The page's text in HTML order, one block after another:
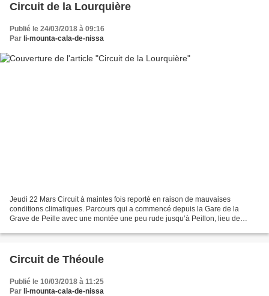
Circuit de la Lourquière
Publié le 24/03/2018 à 09:16
Par li-mounta-cala-de-nissa
Jeudi 22 Mars Circuit à maintes fois reporté en raison de mauvaises
conditions climatiques. Parcours qui a commencé depuis la Gare de la
Grave de Peille avec une montée une peu rude jusqu’à Peillon, lieu de
Circuit de Théoule
Publié le 10/03/2018 à 11:25
Par li-mounta-cala-de-nissa